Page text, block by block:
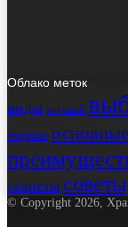
Облако меток
виды вкусный
модные основные
секреты советы
© Copyright 2026,